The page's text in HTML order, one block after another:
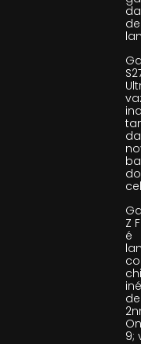
de
da
do
Z
é
de
9;